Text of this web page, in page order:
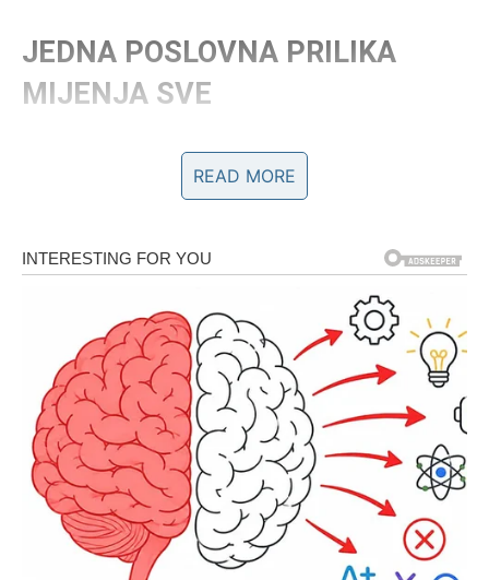
JEDNA POSLOVNA PRILIKA
MIJENJA SVE
Do kraja juna pred vama bi se mogla pojaviti ponuda koja
na prvi pogled djeluje kao obična prilika.
Možda saradnja.
Možda posao koji donosi mnogo veću sigurnost.
Najvažnije je da ne zatvarate vrata prije nego što ih
otvorite.
READ MORE